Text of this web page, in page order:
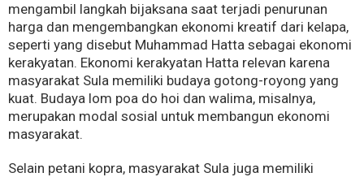
mengambil langkah bijaksana saat terjadi penurunan
harga dan mengembangkan ekonomi kreatif dari kelapa,
seperti yang disebut Muhammad Hatta sebagai ekonomi
kerakyatan. Ekonomi kerakyatan Hatta relevan karena
masyarakat Sula memiliki budaya gotong-royong yang
kuat. Budaya lom poa do hoi dan walima, misalnya,
merupakan modal sosial untuk membangun ekonomi
masyarakat.
Selain petani kopra, masyarakat Sula juga memiliki